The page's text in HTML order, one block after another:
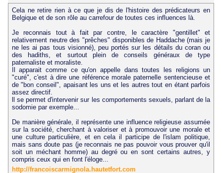
Cela ne retire rien à ce que je dis de l'histoire des prédicateurs en
Belgique et de son rôle au carrefour de toutes ces influences là.
Je reconnais tout à fait par contre, le caractère "gentillet" et
relativement neutre des "prêches" disponibles de Haddache (mais je
ne les ai pas tous visionné), peu portés sur les détails du coran ou
des hadiths, et surtout plein de conseils généraux de type
paternaliste et moraliste.
Il apparait comme ce qu'on appelle dans toutes les religions un
"curé", c'est à dire une référence morale paternelle sentencieuse et
de "bon conseil", apaisant les uns et les autres tout en étant parfois
assez directif.
ll se permet d'intervenir sur les comportements sexuels, parlant de la
sodomie par exemple...
De manière générale, il représente une influence religieuse assumée
sur la société, cherchant à valoriser et à promouvoir une morale et
une culture particulière, et en cela il participe de l'islam politique,
mais sans doute pas (je reconnais ne pas pouvoir vous prouver qu'il
soit un méchant homme) au degré ou en sont certains autres, y
compris ceux qui en font l'éloge...
http://francoiscarmignola.hautetfort.com